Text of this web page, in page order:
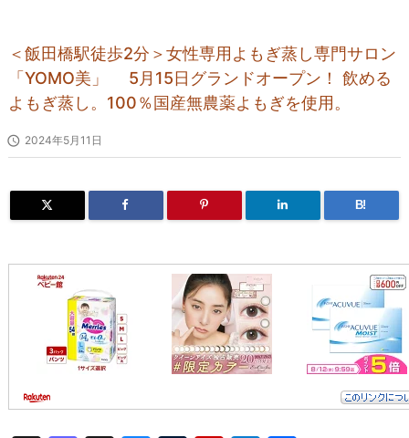
＜飯田橋駅徒歩2分＞女性専用よもぎ蒸し専門サロン
「YOMO美」 5月15日グランドオープン！ 飲める
よもぎ蒸し。100％国産無農薬よもぎを使用。
 2024年5月11日
B!